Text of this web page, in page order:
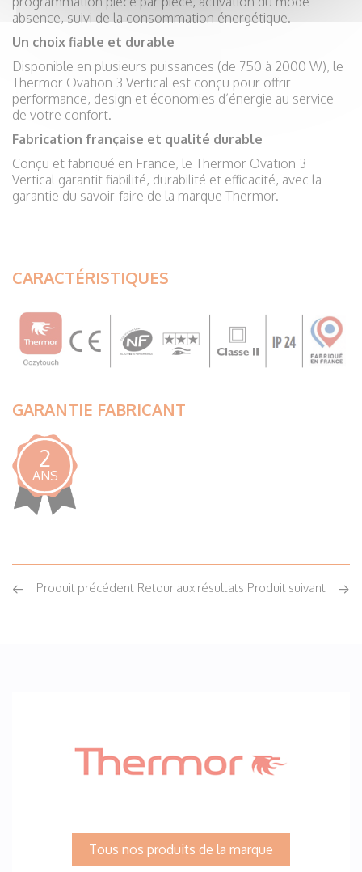
absence, suivi de la consommation énergétique.
Un choix fiable et durable
Disponible en plusieurs puissances (de 750 à 2000 W), le
Thermor Ovation 3 Vertical est conçu pour offrir
performance, design et économies d’énergie au service
de votre confort.
Fabrication française et qualité durable
Conçu et fabriqué en France, le Thermor Ovation 3
Vertical garantit fiabilité, durabilité et efficacité, avec la
garantie du savoir-faire de la marque Thermor.
CARACTÉRISTIQUES
GARANTIE FABRICANT
2
ANS
Produit précédent Produit suivant
Retour aux résultats
Tous nos produits de la marque